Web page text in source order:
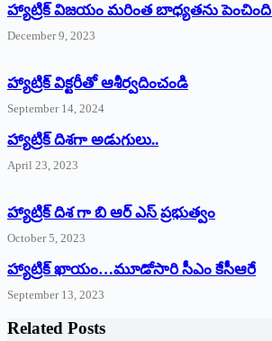
హ్యాట్రిక్ విజయం మరింత బాధ్యతను పెంచింది
December 9, 2023
హ్యాట్రిక్‌ ‌విక్టరీతో ఆశీర్వదించండి
September 14, 2024
‌హ్యాట్రిక్‌ ‌దిశగా అడుగులు..
April 23, 2023
హ్యాట్రిక్ దిశ గా బి ఆర్ ఎస్ ప్రభుత్వం
October 5, 2023
హ్యాట్రిక్‌ ‌ఖాయం…మూడోసారి సీఎం కేసీఆరే
September 13, 2023
Related Posts